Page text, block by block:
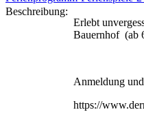
Beschreibung:
Erlebt
Bauernhof (ab
Anmeldung
https://